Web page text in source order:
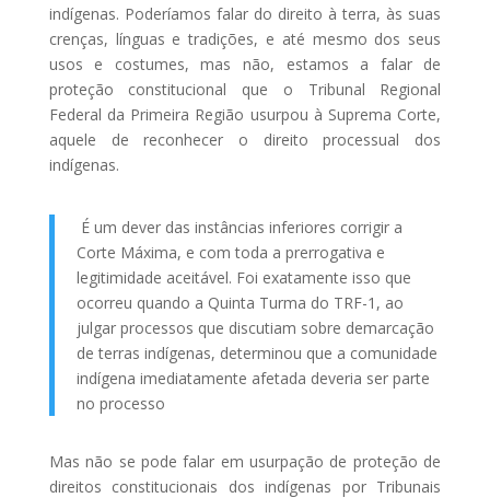
indígenas. Poderíamos falar do direito à terra, às suas
crenças, línguas e tradições, e até mesmo dos seus
usos e costumes, mas não, estamos a falar de
proteção constitucional que o Tribunal Regional
Federal da Primeira Região usurpou à Suprema Corte,
aquele de reconhecer o direito processual dos
indígenas.
É um dever das instâncias inferiores corrigir a
Corte Máxima, e com toda a prerrogativa e
legitimidade aceitável. Foi exatamente isso que
ocorreu quando a Quinta Turma do TRF-1, ao
julgar processos que discutiam sobre demarcação
de terras indígenas, determinou que a comunidade
indígena imediatamente afetada deveria ser parte
no processo
Mas não se pode falar em usurpação de proteção de
direitos constitucionais dos indígenas por Tribunais